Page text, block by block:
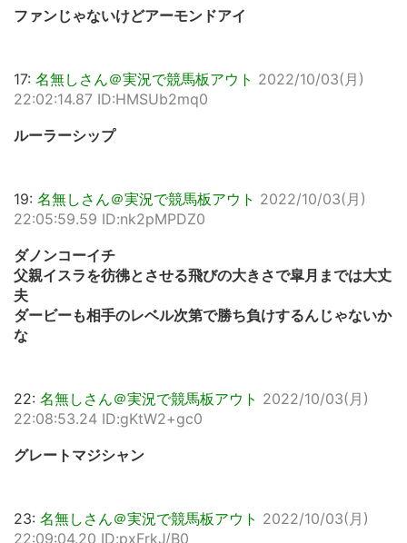
ファンじゃないけどアーモンドアイ
17: 名無しさん＠実況で競馬板アウト 2022/10/03(月)
22:02:14.87 ID:HMSUb2mq0
ルーラーシップ
19: 名無しさん＠実況で競馬板アウト 2022/10/03(月)
22:05:59.59 ID:nk2pMPDZ0
ダノンコーイチ
父親イスラを彷彿とさせる飛びの大きさで皐月までは大丈
夫
ダービーも相手のレベル次第で勝ち負けするんじゃないか
な
22: 名無しさん＠実況で競馬板アウト 2022/10/03(月)
22:08:53.24 ID:gKtW2+gc0
グレートマジシャン
23: 名無しさん＠実況で競馬板アウト 2022/10/03(月)
22:09:04.20 ID:pxFrkJ/B0